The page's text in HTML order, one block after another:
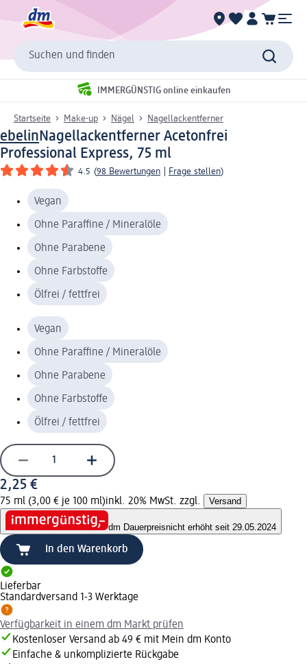
Suchen und finden
IMMERGÜNSTIG online einkaufen
Startseite Make-up Nägel Nagellackentferner
ebelinNagellackentferner Acetonfrei
Professional Express, 75 ml
4.5 (98 Bewertungen Frage stellen)
Vegan
Ohne Paraffine / Mineralöle
Ohne Parabene
Ohne Farbstoffe
Ölfrei / fettfrei
Vegan
Ohne Paraffine / Mineralöle
Ohne Parabene
Ohne Farbstoffe
Ölfrei / fettfrei
2,25 €
75 ml (3,00 € je 100 ml)inkl. 20% MwSt. zzgl. Versand
dm Dauerpreisnicht erhöht seit 29.05.2024
In den Warenkorb
Lieferbar
Standardversand 1-3 Werktage
Verfügbarkeit in einem dm Markt prüfen
Kostenloser Versand ab 49 € mit Mein dm Konto
Einfache & unkomplizierte Rückgabe